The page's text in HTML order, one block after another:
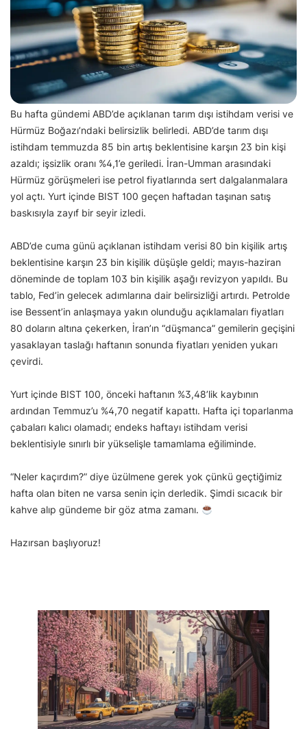
Bu hafta gündemi ABD’de açıklanan tarım dışı istihdam verisi ve
Hürmüz Boğazı’ndaki belirsizlik belirledi. ABD’de tarım dışı
istihdam temmuzda 85 bin artış beklentisine karşın 23 bin kişi
azaldı; işsizlik oranı %4,1’e geriledi. İran-Umman arasındaki
Hürmüz görüşmeleri ise petrol fiyatlarında sert dalgalanmalara
yol açtı. Yurt içinde BIST 100 geçen haftadan taşınan satış
baskısıyla zayıf bir seyir izledi.
ABD’de cuma günü açıklanan istihdam verisi 80 bin kişilik artış
beklentisine karşın 23 bin kişilik düşüşle geldi; mayıs-haziran
döneminde de toplam 103 bin kişilik aşağı revizyon yapıldı. Bu
tablo, Fed’in gelecek adımlarına dair belirsizliği artırdı. Petrolde
ise Bessent’in anlaşmaya yakın olunduğu açıklamaları fiyatları
80 doların altına çekerken, İran’ın “düşmanca” gemilerin geçişini
yasaklayan taslağı haftanın sonunda fiyatları yeniden yukarı
çevirdi.
Yurt içinde BIST 100, önceki haftanın %3,48’lik kaybının
ardından Temmuz’u %4,70 negatif kapattı. Hafta içi toparlanma
çabaları kalıcı olamadı; endeks haftayı istihdam verisi
beklentisiyle sınırlı bir yükselişle tamamlama eğiliminde.
“Neler kaçırdım?” diye üzülmene gerek yok çünkü geçtiğimiz
hafta olan biten ne varsa senin için derledik. Şimdi sıcacık bir
kahve alıp gündeme bir göz atma zamanı.
Hazırsan başlıyoruz!